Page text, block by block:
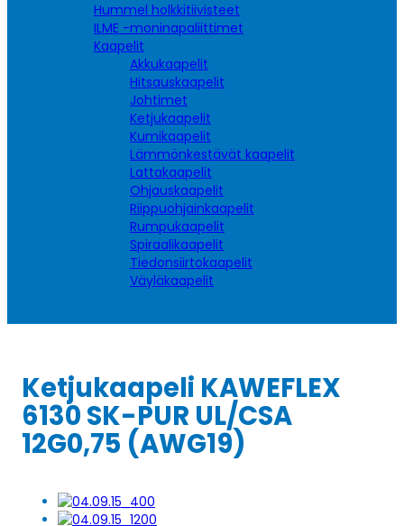
Hummel holkkitiivisteet
ILME -moninapaliittimet
Kaapelit
Akkukaapelit
Hitsauskaapelit
Johtimet
Ketjukaapelit
Kumikaapelit
Lämmönkestävät kaapelit
Lattakaapelit
Ohjauskaapelit
Riippuohjainkaapelit
Rumpukaapelit
Spiraalikaapelit
Tiedonsiirtokaapelit
Väyläkaapelit
Ketjukaapeli KAWEFLEX
6130 SK-PUR UL/CSA
12G0,75 (AWG19)